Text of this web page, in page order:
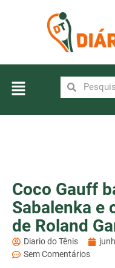
Coco Gauff
Sabalenka e
de Roland
Diario do Tênis
Sem Comentários